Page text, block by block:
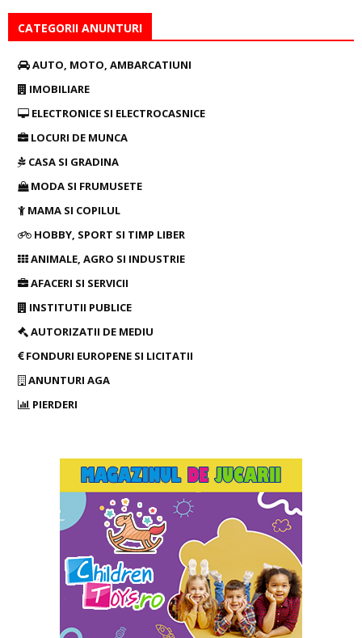
CATEGORII ANUNTURI
AUTO, MOTO, AMBARCATIUNI
IMOBILIARE
ELECTRONICE SI ELECTROCASNICE
LOCURI DE MUNCA
CASA SI GRADINA
MODA SI FRUMUSETE
MAMA SI COPILUL
HOBBY, SPORT SI TIMP LIBER
ANIMALE, AGRO SI INDUSTRIE
AFACERI SI SERVICII
INSTITUTII PUBLICE
AUTORIZATII DE MEDIU
FONDURI EUROPENE SI LICITATII
ANUNTURI AGA
PIERDERI